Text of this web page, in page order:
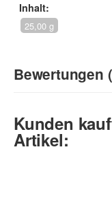
Inhalt:
25,00 g
Bewertungen
5
Kunden
Artikel: